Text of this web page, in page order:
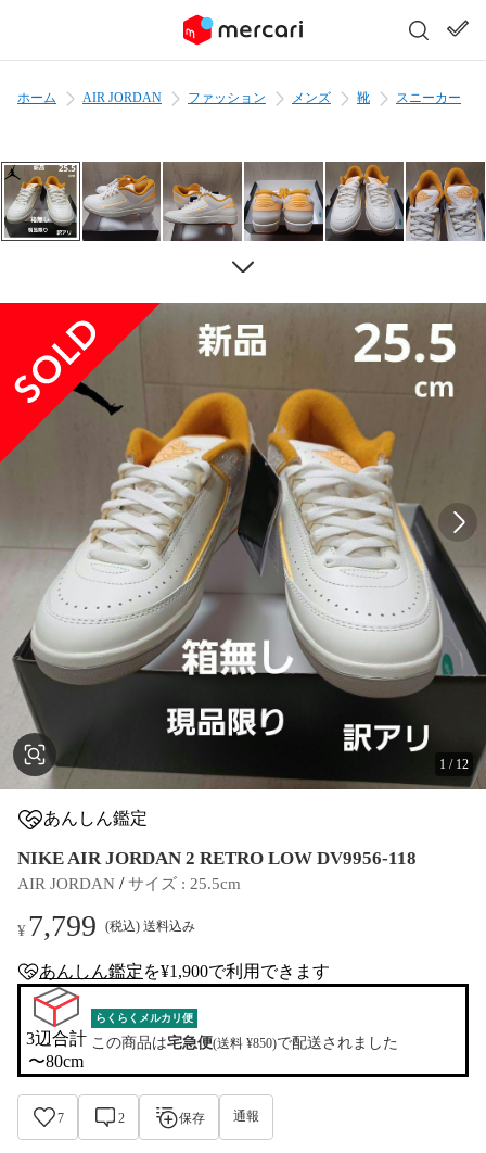
ホーム AIR JORDAN ファッション メンズ 靴 スニーカー
1 / 12
あんしん鑑定
NIKE AIR JORDAN 2 RETRO LOW DV9956-118
AIR JORDAN / サイズ : 25.5cm
¥7,799 (税込) 送料込み
anshin-appraisal-tag
あんしん鑑定を¥1,900で利用できます
3辺合計
〜80cm
らくらくメルカリ便
この商品は宅急便(送料 ¥850)で配送されました
7 2 保存 通報